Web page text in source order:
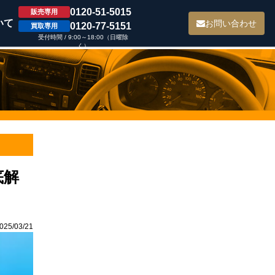
て
販売専用 0120-51-5015
買取専用 0120-77-5151
受付時間 / 9:00～18:00（日曜除
く）
お問い合わせ
03/21